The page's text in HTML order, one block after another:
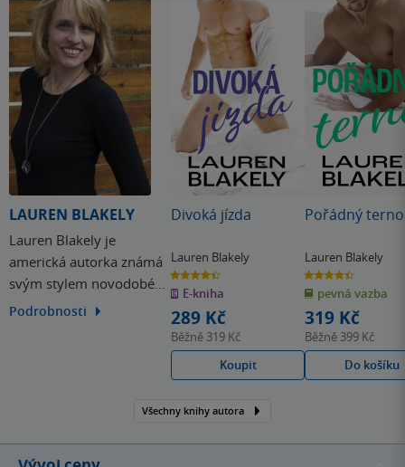
LAUREN BLAKELY
Lauren Blakely je
americká autorka známá
svým stylem novodobé
romance, který je sladký,
Podrobnosti
Divoká jízda
Lauren Blakely
4.4
z
5
hvězdiček
E-kniha
289 Kč
Běžně 319 Kč
Koupit
Pořádný terno
Lauren Blakely
4.4
z
5
hvězdiček
pevná vazba
319 Kč
Běžně 399 Kč
Do košíku
Všechny knihy autora